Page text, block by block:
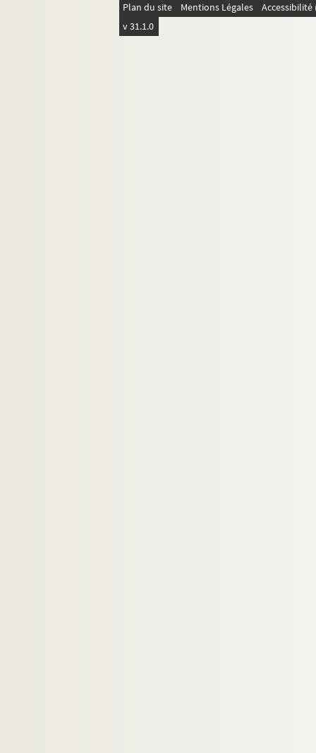
Plan du site Mentions Légales
v 31.1.0